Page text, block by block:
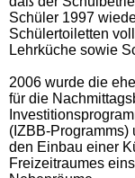
Schüler 1997
Schülertoiletten
Lehrküche sowie
2006 wurde die
für die
(IZBB-
den Einbau einer
Freizeitraumes